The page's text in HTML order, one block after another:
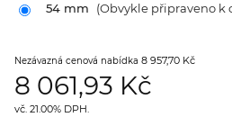
54 mm (Obvykle připraveno k
Nezávazná cenová nabídka 8 957,70 Kč
8 061,93 Kč
vč. 21.00% DPH.